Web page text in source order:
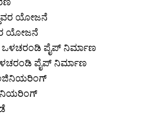
ಯೋಜನೆ
ಪೈಪ್ ನಿರ್ಮಾಣ